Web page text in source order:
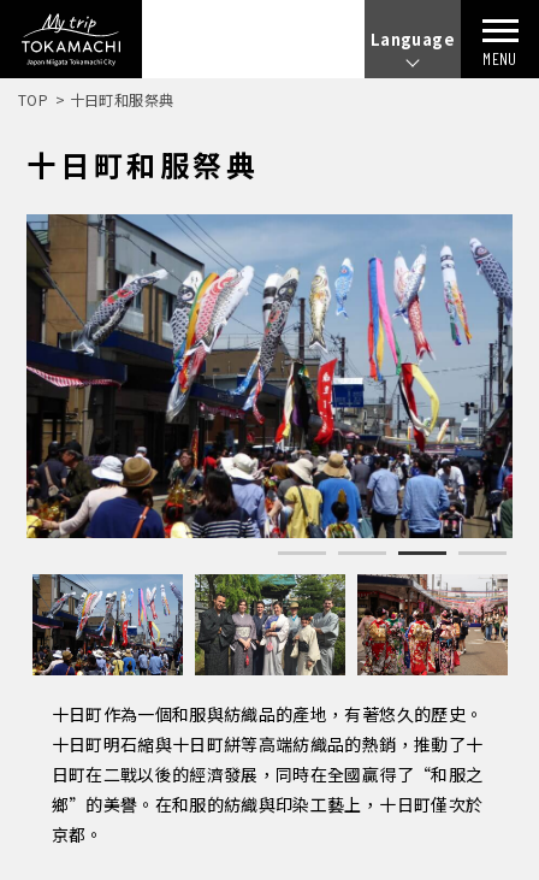
Language
MENU
TOP
十日町和服祭典
十日町和服祭典
1 2 3 4
十日町作為一個和服與紡織品的產地，有著悠久的歷史。
十日町明石縮與十日町絣等高端紡織品的熱銷，推動了十
日町在二戰以後的經濟發展，同時在全國贏得了“和服之
鄉”的美譽。在和服的紡織與印染工藝上，十日町僅次於
京都。